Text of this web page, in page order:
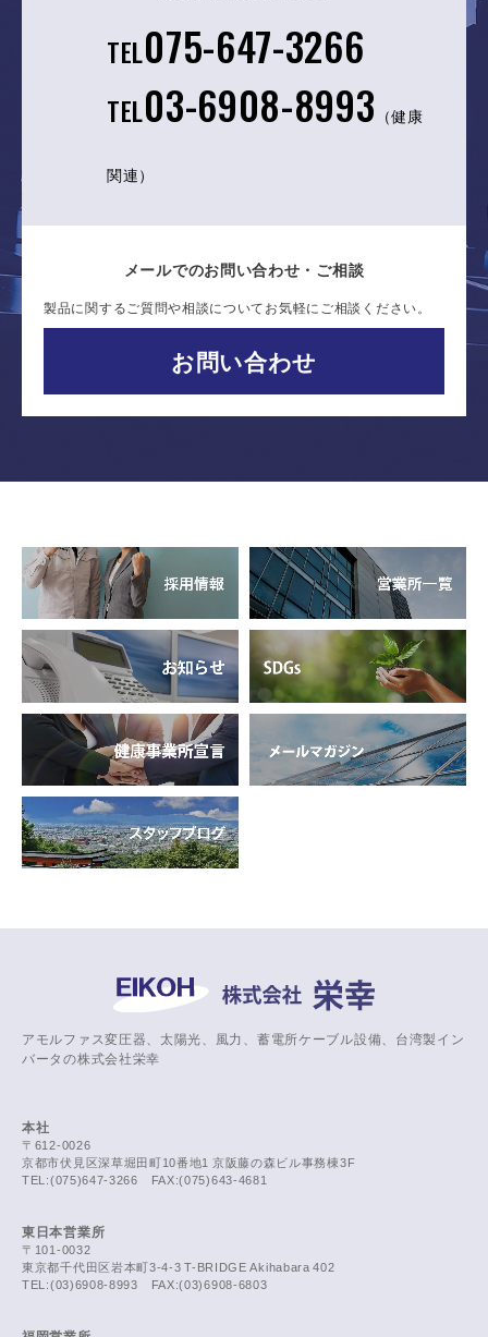
TEL075-647-3266
TEL03-6908-8993 （健康
関連）
メールでのお問い合わせ・ご相談
製品に関するご質問や相談についてお気軽にご相談ください。
お問い合わせ
アモルファス変圧器、太陽光、風力、蓄電所ケーブル設備、台湾製イン
バータの株式会社栄幸
本社
〒612-0026
京都市伏見区深草堀田町10番地1 京阪藤の森ビル事務棟3F
TEL:(075)647-3266 FAX:(075)643-4681
東日本営業所
〒101-0032
東京都千代田区岩本町3-4-3 T-BRIDGE Akihabara 402
TEL:(03)6908-8993 FAX:(03)6908-6803